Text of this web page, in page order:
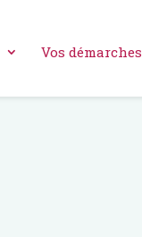
Vos démarches